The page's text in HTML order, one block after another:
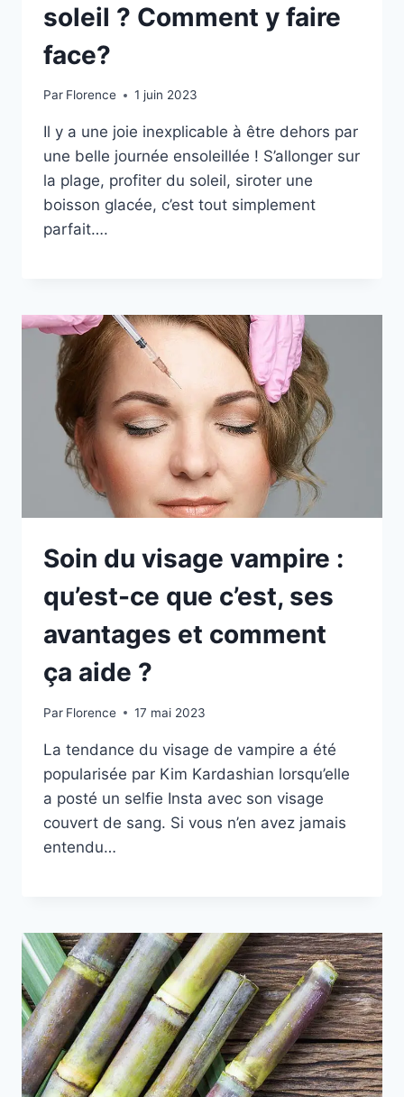
soleil ? Comment y faire
face?
Par Florence 1 juin 2023
Il y a une joie inexplicable à être dehors par
une belle journée ensoleillée ! S’allonger sur
la plage, profiter du soleil, siroter une
boisson glacée, c’est tout simplement
parfait….
Soin du visage vampire :
qu’est-ce que c’est, ses
avantages et comment
ça aide ?
Par Florence 17 mai 2023
La tendance du visage de vampire a été
popularisée par Kim Kardashian lorsqu’elle
a posté un selfie Insta avec son visage
couvert de sang. Si vous n’en avez jamais
entendu…